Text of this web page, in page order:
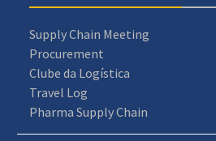
Supply Chain Meeting
Procurement
Clube da Logística
Travel Log
Pharma Supply Chain